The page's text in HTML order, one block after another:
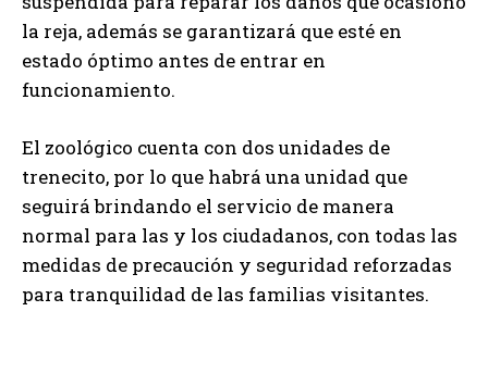
la reja, además se garantizará que esté en
estado óptimo antes de entrar en
funcionamiento.
El zoológico cuenta con dos unidades de
trenecito, por lo que habrá una unidad que
seguirá brindando el servicio de manera
normal para las y los ciudadanos, con todas las
medidas de precaución y seguridad reforzadas
para tranquilidad de las familias visitantes.